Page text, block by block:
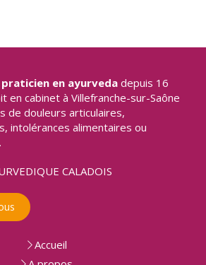
praticien en ayurveda depuis 16
en cabinet à Villefranche-sur-Saône
de douleurs articulaires,
intolérances alimentaires ou
CALADOIS
Accueil